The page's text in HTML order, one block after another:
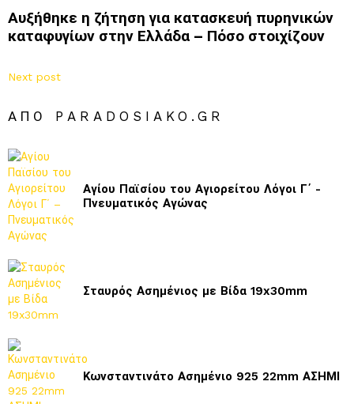
Αυξήθηκε η ζήτηση για κατασκευή πυρηνικών
καταφυγίων στην Ελλάδα – Πόσο στοιχίζουν
Next post
ΑΠΌ PARADOSIAKO.GR
Αγίου Παϊσίου του Αγιορείτου Λόγοι Γ΄ -
Πνευματικός Αγώνας
Σταυρός Ασημένιος με Βίδα 19x30mm
Κωνσταντινάτο Ασημένιο 925 22mm ΑΣΗΜΙ